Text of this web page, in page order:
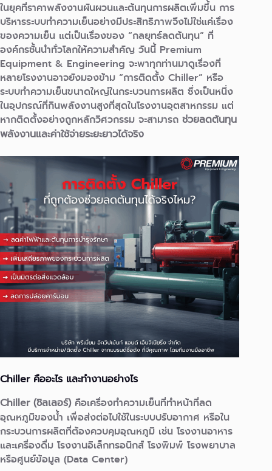
ในยุคที่ราคาพลังงานผันผวนและต้นทุนการผลิตเพิ่มขึ้น การ
บริหารระบบทำความเย็นอย่างมีประสิทธิภาพจึงไม่ใช่แค่เรื่อง
ของความเย็น แต่เป็นเรื่องของ “กลยุทธ์ลดต้นทุน” ที่
องค์กรชั้นนำทั่วโลกให้ความสำคัญ วันนี้ Premium
Equipment & Engineering จะพาทุกท่านมาดูเรื่องที่
หลายโรงงานอาจยังมองข้าม “การติดตั้ง Chiller” หรือ
ระบบทำความเย็นขนาดใหญ่ในกระบวนการผลิต ซึ่งเป็นหนึ่ง
ในอุปกรณ์ที่กินพลังงานสูงที่สุดในโรงงานอุตสาหกรรม แต่
หากติดตั้งอย่างถูกหลักวิศวกรรม จะสามารถ ช่วยลดต้นทุน
พลังงานและค่าใช้จ่ายระยะยาวได้จริง
Chiller คืออะไร และทำงานอย่างไร
Chiller (ชิลเลอร์)คือเครื่องทำความเย็นที่ทำหน้าที่ลด
อุณหภูมิของน้ำ เพื่อส่งต่อไปใช้ในระบบปรับอากาศ หรือใน
กระบวนการผลิตที่ต้องควบคุมอุณหภูมิ เช่น โรงงานอาหาร
และเครื่องดื่ม โรงงานอิเล็กทรอนิกส์ โรงพิมพ์ โรงพยาบาล
หรือศูนย์ข้อมูล (Data Center)